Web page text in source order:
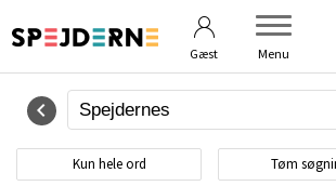
Gæst Menu
Om billedbanken
Kun hele ord Tøm